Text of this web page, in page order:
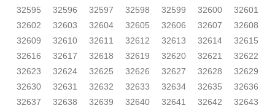
32595
32596 32597 32598 32599 32600
32601
32602
32603 32604 32605 32606 32607
32608
32609
32610 32611 32612 32613 32614
32615
32616
32617 32618 32619 32620 32621
32622
32623
32624 32625 32626 32627 32628
32629
32630
32631 32632 32633 32634 32635
32636
32637
32638 32639 32640 32641 32642
32643